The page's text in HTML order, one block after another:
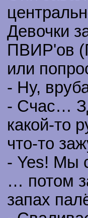
Девочки
ПВИР'ов
или
- Ну,
- Счас…
какой-то
что-то
- Yes! Мы
… потом
запах